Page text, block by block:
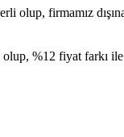
olup, firmamız
%12 fiyat farkı